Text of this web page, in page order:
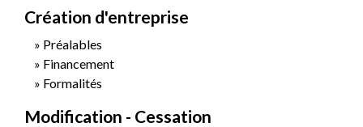
Création d'entreprise
Préalables
Financement
Formalités
Modification - Cessation